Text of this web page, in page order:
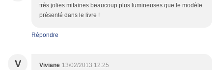
très jolies mitaines beaucoup plus lumineuses que le modèle
présenté dans le livre !
Répondre
V Viviane 13/02/2013 12:25